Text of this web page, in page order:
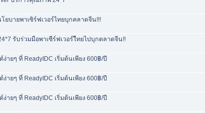
บายพาเซิร์ฟเวอร์ไทยบุกคลาดจีน!!!
รับร่วมมือพาเซืร์ฟเวอร์ไืทยไปบุกตลาดจีน!!
ง่ายๆ ที่ ReadyIDC เริ่มต้นเพียง 600฿/ปี
ง่ายๆ ที่ ReadyIDC เริ่มต้นเพียง 600฿/ปี
ง่ายๆ ที่ ReadyIDC เริ่มต้นเพียง 600฿/ปี